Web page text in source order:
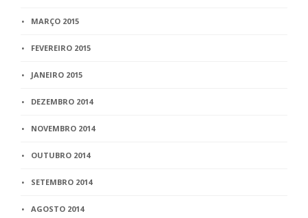
MARÇO 2015
FEVEREIRO 2015
JANEIRO 2015
DEZEMBRO 2014
NOVEMBRO 2014
OUTUBRO 2014
SETEMBRO 2014
AGOSTO 2014